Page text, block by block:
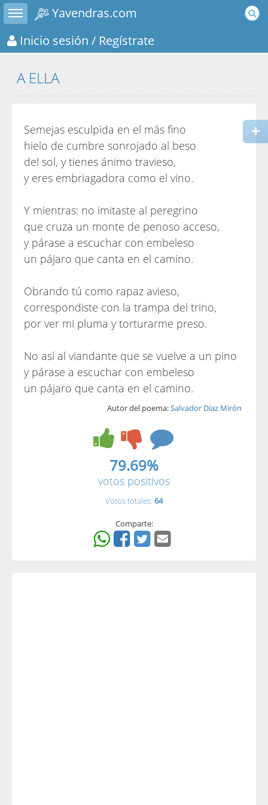
Toggle sidebar
Yavendras.com
Inicio sesión / Regístrate
A ELLA
Semejas esculpida en el más fino
hielo de cumbre sonrojado al beso
del sol, y tienes ánimo travieso,
y eres embriagadora como el vino.
Y mientras: no imitaste al peregrino
que cruza un monte de penoso acceso,
y párase a escuchar con embeleso
un pájaro que canta en el camino.
Obrando tú como rapaz avieso,
correspondiste con la trampa del trino,
por ver mi pluma y torturarme preso.
No así al viandante que se vuelve a un pino
y párase a escuchar con embeleso
un pájaro que canta en el camino.
Autor del poema:Salvador Díaz Mirón
79.69%
votos positivos
Votos totales: 64
Comparte: